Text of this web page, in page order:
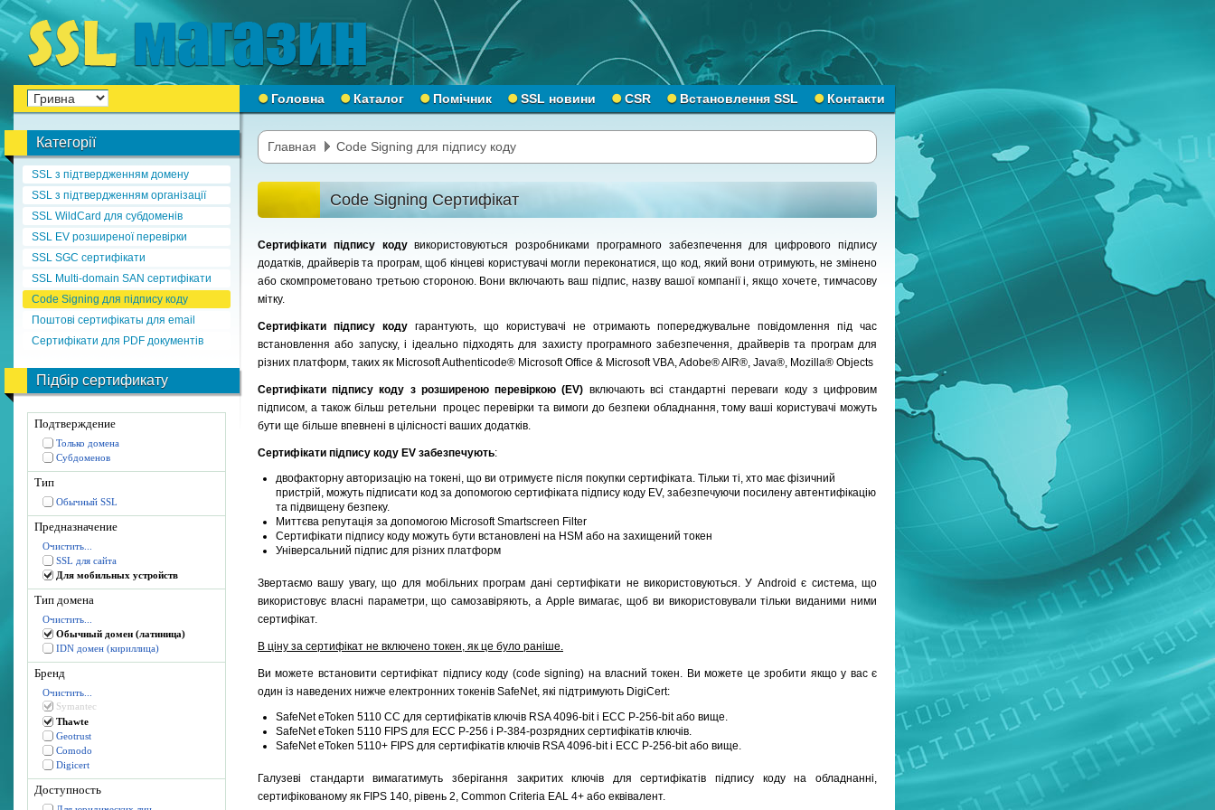
Головна Каталог Помічник SSL новини CSR Встановлення SSL Контакти
Категорії
SSL з підтвердженням домену
SSL з підтвердженням організації
SSL WildCard для субдоменів
SSL EV розширеної перевірки
SSL SGC сертифікати
SSL Multi-domain SAN сертифікати
Code Signing для підпису коду
Поштові сертифікаты для email
Сертифікати для PDF документів
Підбір сертификату
Подтверждение
Только домена
Субдоменов
Тип
Обычный SSL
Предназначение
Очистить...
SSL для сайта
Для мобильных устройств
Тип домена
Очистить...
Обычный домен (латиница)
IDN домен (кириллица)
Бренд
Очистить...
Symantec
Thawte
Geotrust
Comodo
Digicert
Доступность
Главная Code Signing для підпису коду
Code Signing Сертифікат
Сертифікати підпису кодувикористовуються розробниками програмного забезпечення для цифрового підпису
додатків, драйверів та програм, щоб кінцеві користувачі могли переконатися, що код, який вони отримують, не змінено
або скомпрометовано третьою стороною. Вони включають ваш підпис, назву вашої компанії і, якщо хочете, тимчасову
мітку.
Сертифікати підпису коду гарантують, що користувачі не отримають попереджувальне повідомлення під час
встановлення або запуску, і ідеально підходять для захисту програмного забезпечення, драйверів та програм для
різних платформ, таких як Microsoft Authenticode® Microsoft Office & Microsoft VBA, Adobe® AIR®, Java®, Mozilla® Objects
Сертифікати підпису коду з розширеною перевіркою (EV) включають всі стандартні переваги коду з цифровим
підписом, а також більш ретельни процес перевірки та вимоги до безпеки обладнання, тому ваші користувачі можуть
бути ще більше впевнені в цілісності ваших додатків.
Сертифікати підпису коду EV забезпечують:
двофакторну авторизацію на токені, що ви отримуєте після покупки сертифіката. Тільки ті, хто має фізичний
пристрій, можуть підписати код за допомогою сертифіката підпису коду EV, забезпечуючи посилену автентифікацію
та підвищену безпеку.
Миттєва репутація за допомогою Microsoft Smartscreen Filter
Сертифікати підпису коду можуть бути встановлені на HSM або на захищений токен
Універсальний підпис для різних платформ
Звертаємо вашу увагу, що для мобільних програм дані сертифікати не використовуються. У Android є система, що
використовує власні параметри, що самозавіряють, а Apple вимагає, щоб ви використовували тільки виданими ними
сертифікат.
В ціну за сертифікат не включено токен, як це було раніше.
Ви можете встановити сертифікат підпису коду (code signing) на власний токен. Ви можете це зробити якщо у вас є
один із наведених нижче електронних токенів SafeNet, які підтримують DigiCert:
SafeNet eToken 5110 CC для сертифікатів ключів RSA 4096-bit і ECC P-256-bit або вище.
SafeNet eToken 5110 FIPS для ECC P-256 і P-384-розрядних сертифікатів ключів.
SafeNet eToken 5110+ FIPS для сертифікатів ключів RSA 4096-bit і ECC P-256-bit або вище.
Галузеві стандарти вимагатимуть зберігання закритих ключів для сертифікатів підпису коду на обладнанні,
сертифікованому як FIPS 140, рівень 2, Common Criteria EAL 4+ або еквівалент.